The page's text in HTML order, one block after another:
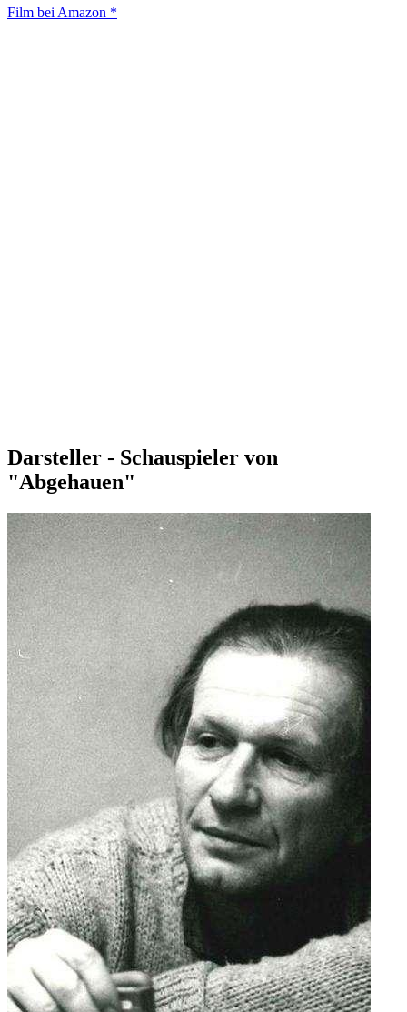
Film bei Amazon *
Darsteller - Schauspieler von
"Abgehauen"